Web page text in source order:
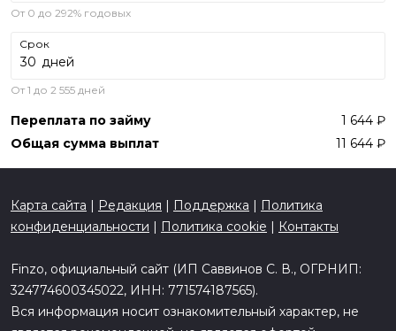
От 0 до 292% годовых
Срок
дней
От 1 до 2 555 дней
Переплата по займу
1 644
Общая сумма выплат
11 644
Карта сайта | Редакция | Поддержка | Политика
конфиденциальности | Политика cookie | Контакты
Finzo, официальный сайт (ИП Саввинов С. В., ОГРНИП:
324774600345022, ИНН: 771574187565).
Вся информация носит ознакомительный характер, не